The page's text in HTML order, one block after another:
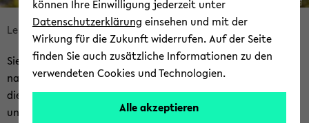
Bread­
crumb
über­
sprin­
gen
und
Lehr- und Stu­di­en­or­ga­ni­sa­ti­on Kon­takt
© Uni­ver­si­tät Bie­le­feld
Sie haben Fra­gen zu einem spe­zi­fi­schen Thema oder su­chen
nach der rich­ti­gen An­sprech­per­son für Ihr An­lie­gen? Auf
die­ser Seite fin­den Sie eine Über­sicht un­se­rer Kon­takt­da­ten
und Auf­ga­ben­be­rei­che.
können Ihre Einwilligung jederzeit unter
Datenschutzerklärung einsehen und mit der
Wirkung für die Zukunft widerrufen. Auf der Seite
finden Sie auch zusätzliche Informationen zu den
verwendeten Cookies und Technologien.
Alle akzeptieren